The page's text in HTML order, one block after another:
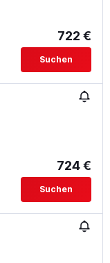
722 €
Suchen
724 €
Suchen